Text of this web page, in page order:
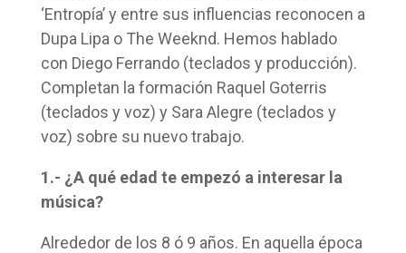
‘Entropía’ y entre sus influencias reconocen a
Dupa Lipa o The Weeknd. Hemos hablado
con Diego Ferrando (teclados y producción).
Completan la formación Raquel Goterris
(teclados y voz) y Sara Alegre (teclados y
voz) sobre su nuevo trabajo.
1.- ¿A qué edad te empezó a interesar la
música?
Alrededor de los 8 ó 9 años. En aquella época